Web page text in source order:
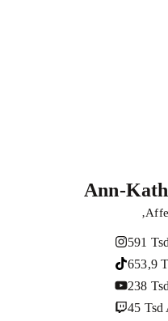
Ann-
591
653,9
238
45 Tsd